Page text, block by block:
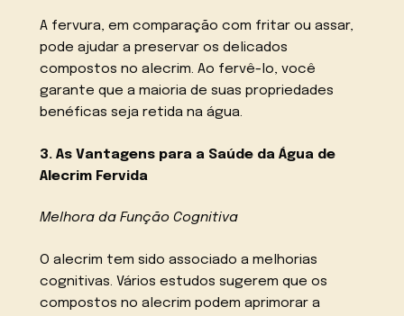
A fervura, em comparação com fritar ou assar,
pode ajudar a preservar os delicados
compostos no alecrim. Ao fervê-lo, você
garante que a maioria de suas propriedades
benéficas seja retida na água.
3. As Vantagens para a Saúde da Água de
Alecrim Fervida
Melhora da Função Cognitiva
O alecrim tem sido associado a melhorias
cognitivas. Vários estudos sugerem que os
compostos no alecrim podem aprimorar a